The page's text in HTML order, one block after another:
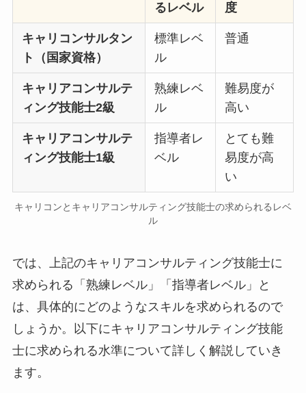
るレベル
度
キャリコンサルタン
ト（国家資格）
標準レベ
ル
普通
キャリアコンサルテ
ィング技能士2級
熟練レベ
ル
難易度が
高い
キャリアコンサルテ
ィング技能士1級
指導者レ
ベル
とても難
易度が高
い
キャリコンとキャリアコンサルティング技能士の求められるレベ
ル
では、上記のキャリアコンサルティング技能士に
求められる「熟練レベル」「指導者レベル」と
は、具体的にどのようなスキルを求められるので
しょうか。以下にキャリアコンサルティング技能
士に求められる水準について詳しく解説していき
ます。